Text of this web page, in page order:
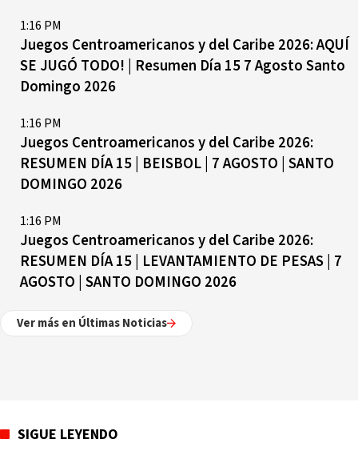
1:16 PM
Juegos Centroamericanos y del Caribe 2026: AQUÍ
SE JUGÓ TODO! | Resumen Día 15 7 Agosto Santo
Domingo 2026
1:16 PM
Juegos Centroamericanos y del Caribe 2026:
RESUMEN DÍA 15 | BEISBOL | 7 AGOSTO | SANTO
DOMINGO 2026
1:16 PM
Juegos Centroamericanos y del Caribe 2026:
RESUMEN DÍA 15 | LEVANTAMIENTO DE PESAS | 7
AGOSTO | SANTO DOMINGO 2026
Ver más en Últimas Noticias
SIGUE LEYENDO